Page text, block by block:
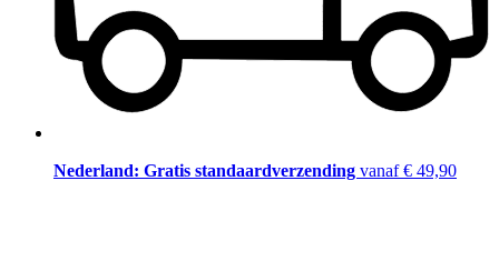
Nederland: Gratis standaardverzending vanaf € 49,90